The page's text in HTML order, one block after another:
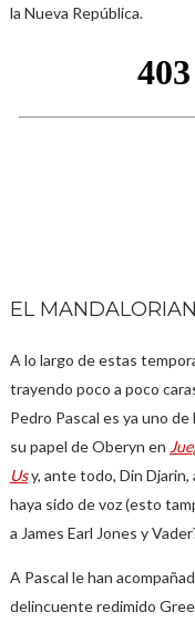
la Nueva República.
EL
A lo largo de estas
trayendo poco a poco
Pedro Pascal es ya uno
su papel de Oberyn en
Usy, ante todo, Din
haya sido de voz (esto
a James Earl Jones y
A Pascal le han
delincuente redimido